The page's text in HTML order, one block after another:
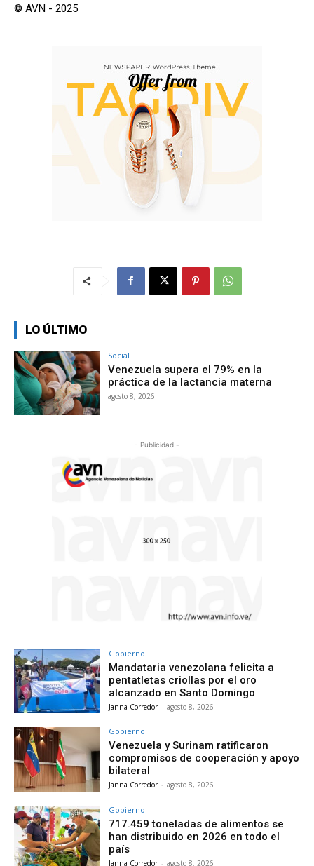
© AVN - 2025
LO ÚLTIMO
Social
Venezuela supera el 79% en la
práctica de la lactancia materna
agosto 8, 2026
- Publicidad -
Gobierno
Mandataria venezolana felicita a
pentatletas criollas por el oro
alcanzado en Santo Domingo
Janna Corredor - agosto 8, 2026
Gobierno
Venezuela y Surinam ratificaron
compromisos de cooperación y apoyo
bilateral
Janna Corredor - agosto 8, 2026
Gobierno
717.459 toneladas de alimentos se
han distribuido en 2026 en todo el
país
Janna Corredor - agosto 8, 2026